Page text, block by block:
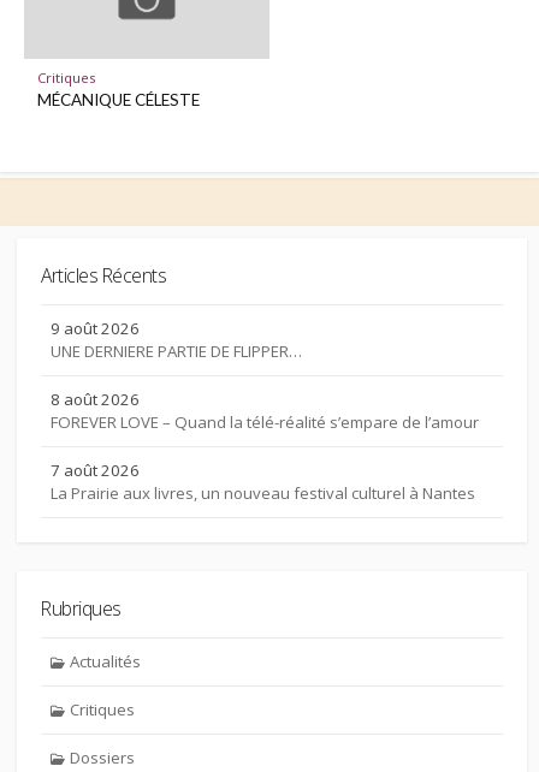
Critiques
MÉCANIQUE CÉLESTE
Articles Récents
9 août 2026
UNE DERNIERE PARTIE DE FLIPPER…
8 août 2026
FOREVER LOVE – Quand la télé-réalité s’empare de l’amour
7 août 2026
La Prairie aux livres, un nouveau festival culturel à Nantes
Rubriques
Actualités
Critiques
Dossiers